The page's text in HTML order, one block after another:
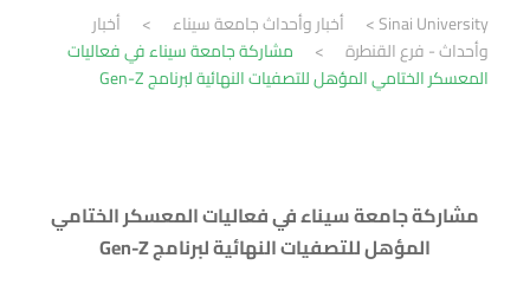
Sinai University
> أخبار وأحداث جامعة سيناء >
أخبار
وأحداث - فرع القنطرة
>
مشاركة جامعة سيناء في فعاليات
المعسكر الختامي المؤهل للتصفيات النهائية لبرنامج Gen-Z
مشاركة جامعة سيناء في فعاليات المعسكر الختامي
المؤهل للتصفيات النهائية لبرنامج Gen-Z